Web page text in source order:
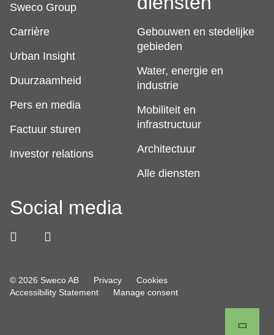
Sweco Group
Carrière
Urban Insight
Duurzaamheid
Pers en media
Factuur sturen
Investor relations
Gebouwen en stedelijke
gebieden
Water, energie en
industrie
Mobiliteit en
infrastructuur
Architectuur
Alle diensten
Social media
© 2026 Sweco AB Privacy
Cookies
Accessibility Statement
Manage consent